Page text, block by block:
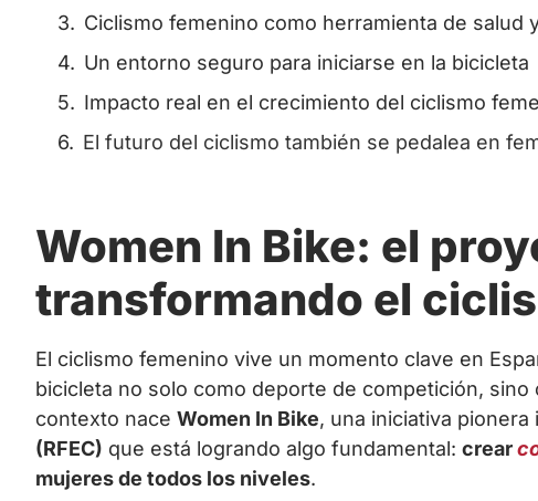
Ciclismo femenino como herramienta de salud
Un entorno seguro para iniciarse en la bicicleta
Impacto real en el crecimiento del ciclismo
El futuro del ciclismo también se pedalea en
Women In Bike: el
transformando el
El ciclismo femenino vive un momento clave en
bicicleta no solo como deporte de competición,
contexto nace Women In Bike, una iniciativa pionera
(RFEC) que está logrando algo fundamental: crear
mujeres de todos los niveles.